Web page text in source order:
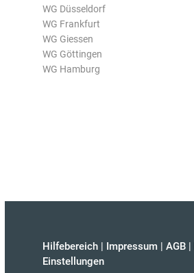
WG Düsseldorf
WG Frankfurt
WG Giessen
WG Göttingen
WG Hamburg
Hilfebereich | Impressum | AGB |
Einstellungen